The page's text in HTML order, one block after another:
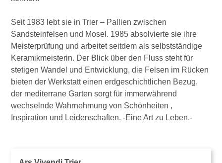
Seit 1983 lebt sie in Trier – Pallien zwischen
Sandsteinfelsen und Mosel. 1985 absolvierte sie ihre
Meisterprüfung und arbeitet seitdem als selbstständige
Keramikmeisterin. Der Blick über den Fluss steht für
stetigen Wandel und Entwicklung, die Felsen im Rücken
bieten der Werkstatt einen erdgeschichtlichen Bezug,
der mediterrane Garten sorgt für immerwährend
wechselnde Wahrnehmung von Schönheiten ,
Inspiration und Leidenschaften. -Eine Art zu Leben.-